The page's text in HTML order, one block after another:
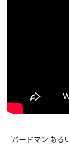
『バードマン ある